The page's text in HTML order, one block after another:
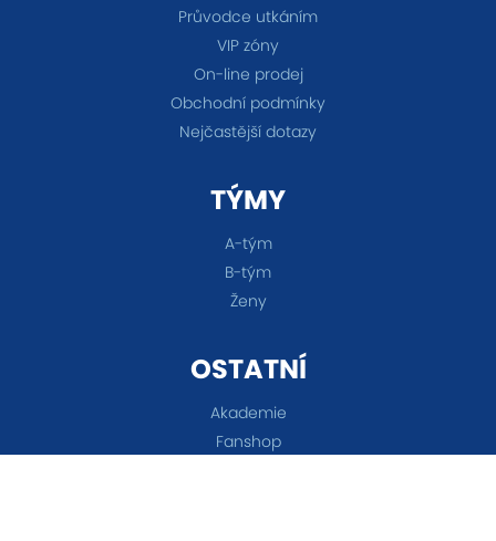
Průvodce utkáním
VIP zóny
On-line prodej
Obchodní podmínky
Nejčastější dotazy
TÝMY
A-tým
B-tým
Ženy
OSTATNÍ
Akademie
Fanshop